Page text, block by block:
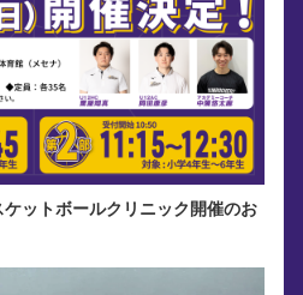
ットボールクリニック開催のお